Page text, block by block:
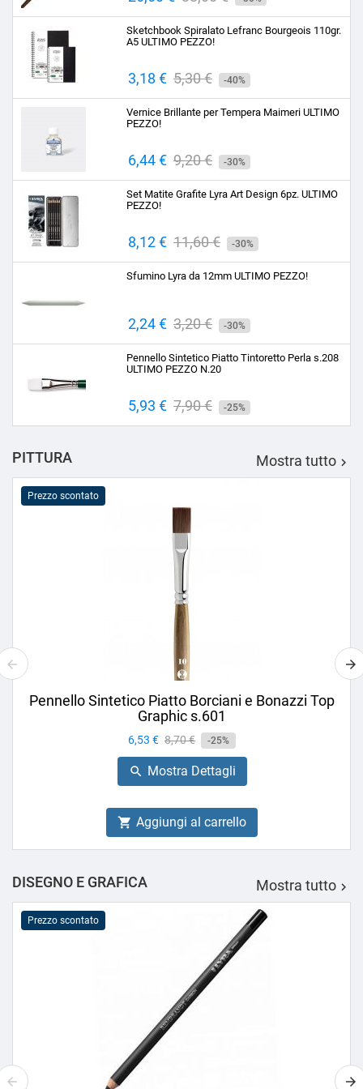
base
Sketchbook Spiralato Lefranc Bourgeois 110gr.
A5 ULTIMO PEZZO!
Prezzo
3,18 € Prezzo
base
5,30 € -40%
Vernice Brillante per Tempera Maimeri ULTIMO
PEZZO!
Prezzo
6,44 € Prezzo
base
9,20 € -30%
Set Matite Grafite Lyra Art Design 6pz. ULTIMO
PEZZO!
Prezzo
8,12 € Prezzo
base
11,60 € -30%
Sfumino Lyra da 12mm ULTIMO PEZZO!
Prezzo
2,24 € Prezzo
base
3,20 € -30%
Pennello Sintetico Piatto Tintoretto Perla s.208
ULTIMO PEZZO N.20
Prezzo
5,93 € Prezzo
base
7,90 € -25%
PITTURA Mostra tutto 
Prezzo scontato
Pennello Sintetico Piatto Borciani e Bonazzi Top
Graphic s.601
Prezzo
6,53 € Prezzo
base
8,70 € -25%
 Mostra Dettagli
 Aggiungi al carrello
DISEGNO E GRAFICA Mostra tutto 
Prezzo scontato